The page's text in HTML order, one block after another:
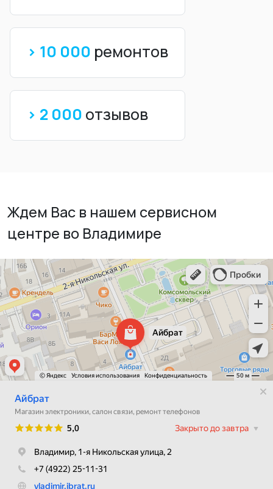
> 10 000 ремонтов
> 2 000 отзывов
Ждем Вас в нашем сервисном
центре во Владимире